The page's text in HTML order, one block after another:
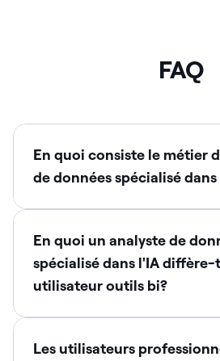
FAQ
En quoi consiste le métier
de données spécialisé dans
En quoi un analyste de
spécialisé dans l'IA
utilisateur outils bi?
Les utilisateurs